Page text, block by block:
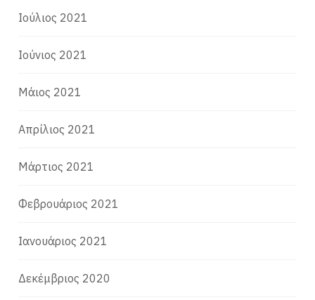
Ιούλιος 2021
Ιούνιος 2021
Μάιος 2021
Απρίλιος 2021
Μάρτιος 2021
Φεβρουάριος 2021
Ιανουάριος 2021
Δεκέμβριος 2020